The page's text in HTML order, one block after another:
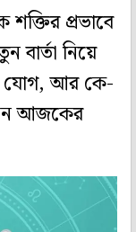
প্রভাবে
বার্তা নিয়ে
যোগ, আর কে-
আজকের